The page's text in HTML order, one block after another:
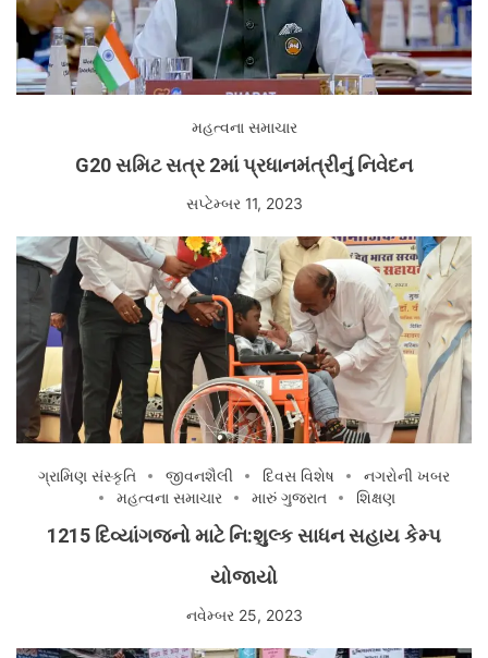
મહત્વના સમાચાર
G20 સમિટ સત્ર 2માં પ્રધાનમંત્રીનું નિવેદન
સપ્ટેમ્બર 11, 2023
ગ્રામિણ સંસ્કૃતિ જીવનશૈલી દિવસ વિશેષ
નગરોની ખબર
મહત્વના સમાચાર
મારું ગુજરાત શિક્ષણ
1215 દિવ્યાંગજનો માટે નિ:શુલ્ક સાધન સહાય કેમ્પ
યોજાયો
નવેમ્બર 25, 2023